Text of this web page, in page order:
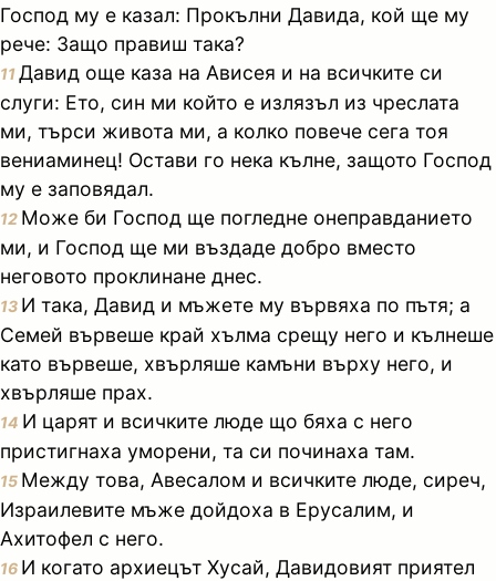
Господ му е казал: Прокълни Давида, кой ще му
рече: Защо правиш така?
11Давид още каза на Ависея и на всичките си
слуги: Ето, син ми който е излязъл из чреслата
ми, търси живота ми, а колко повече сега тоя
вениаминец! Остави го нека кълне, защото Господ
му е заповядал.
12 Може би Господ ще погледне онеправданието
ми, и Господ ще ми въздаде добро вместо
неговото проклинане днес.
13 И така, Давид и мъжете му вървяха по пътя; а
Семей вървеше край хълма срещу него и кълнеше
като вървеше, хвърляше камъни върху него, и
хвърляше прах.
14 И царят и всичките люде що бяха с него
пристигнаха уморени, та си починаха там.
15 Между това, Авесалом и всичките люде, сиреч,
Израилевите мъже дойдоха в Ерусалим, и
Ахитофел с него.
16 И когато архиецът Хусай, Давидовият приятел